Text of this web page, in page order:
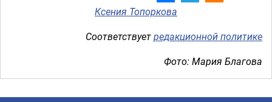
Ксения Топоркова
Соответствуетредакционной политике
Фото: Мария Благова